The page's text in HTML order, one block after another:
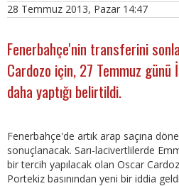
28 Temmuz 2013, Pazar 14:47
Fenerbahçe'nin transferini
Cardozo için, 27 Temmuz
daha yaptığı belirtildi.
Fenerbahçe'de artık arap saçına
sonuçlanacak. Sarı-lacivertlilerde
bir tercih yapılacak olan Oscar
Portekiz basınından yeni bir iddia